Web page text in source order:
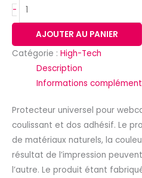
-
AJOUTER AU PANIER
Catégorie : High-Tech
Description
Informations
Protecteur universel pour
coulissant et dos adhésif. Le
de matériaux naturels, la
résultat de l’impression
l’autre. Le produit étant